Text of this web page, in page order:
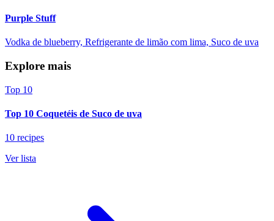
Purple Stuff
Vodka de blueberry, Refrigerante de limão com lima, Suco de uva
Explore mais
Top 10
Top 10 Coquetéis de Suco de uva
10 recipes
Ver lista